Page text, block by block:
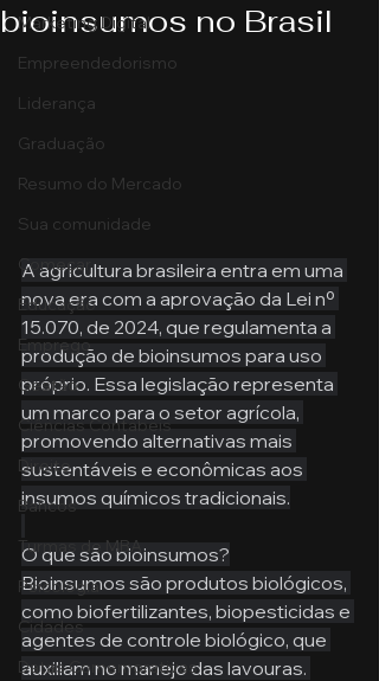
Marketing Digital
Empreendedorismo
Liderança
Graduação
Resumo do Mercado
Sua comunidade
Começar
Educação
Emprego
Gestão
Ciências Contábeis
Direito
Bancos
Turmas de MBA
Psicologia
Cidades
Datas Comemorativas
bioinsumos no Brasil
A agricultura brasileira entra em uma
nova era com a aprovação da Lei nº
15.070, de 2024, que regulamenta a
produção de bioinsumos para uso
próprio. Essa legislação representa
um marco para o setor agrícola,
promovendo alternativas mais
sustentáveis e econômicas aos
insumos químicos tradicionais.
O que são bioinsumos?
Bioinsumos são produtos biológicos,
como biofertilizantes, biopesticidas e
agentes de controle biológico, que
auxiliam no manejo das lavouras.